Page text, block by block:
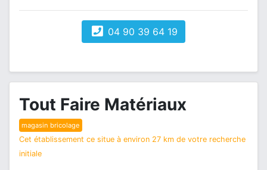
04 90 39 64 19
Tout Faire Matériaux
magasin bricolage
Cet établissement ce situe à environ 27 km de votre recherche
initiale